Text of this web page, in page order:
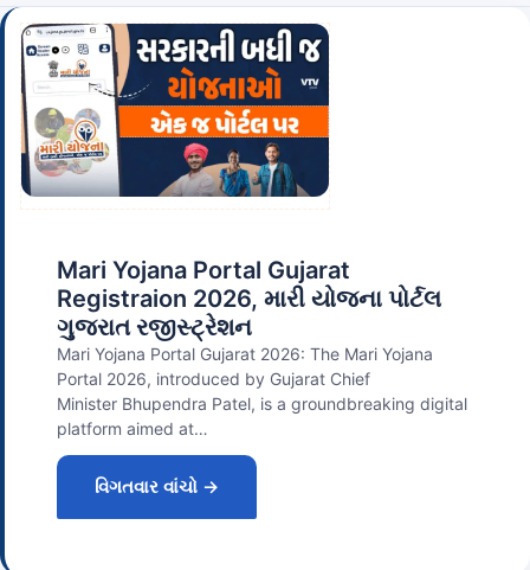
Mari Yojana Portal Gujarat
Registraion 2026, મારી યોજના પોર્ટલ
ગુજરાત રજીસ્ટ્રેશન
Mari Yojana Portal Gujarat 2026: The Mari Yojana
Portal 2026, introduced by Gujarat Chief
Minister Bhupendra Patel, is a groundbreaking digital
platform aimed at…
વિગતવાર વાંચો →